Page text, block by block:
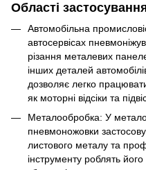
Області
Автомобільна
автосервісах
різання металевих
інших деталей
дозволяє легко
як моторні відсіки та
Металообробка: У
пневмоножовки
листового металу та
інструменту роблять